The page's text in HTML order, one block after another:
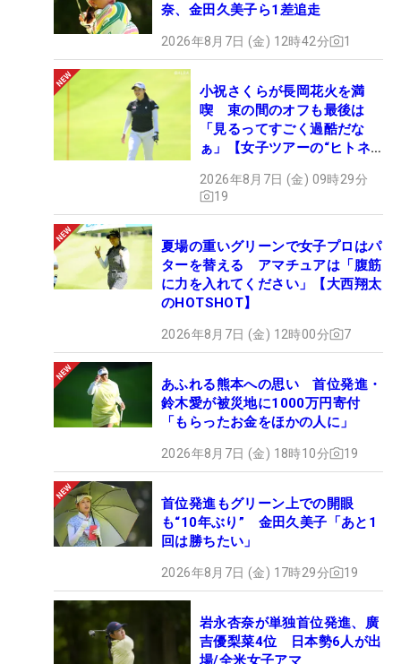
奈、金田久美子ら1差追走
2026年8月7日 (金) 12時42分 1
小祝さくらが長岡花火を満
喫 束の間のオフも最後は
「見るってすごく過酷だな
ぁ」【女子ツアーの“ヒトネ
2026年8月7日 (金) 09時29分
19
夏場の重いグリーンで女子プロはパ
ターを替える アマチュアは「腹筋
に力を入れてください」【大西翔太
のHOTSHOT】
2026年8月7日 (金) 12時00分 7
あふれる熊本への思い 首位発進・
鈴木愛が被災地に1000万円寄付
「もらったお金をほかの人に」
2026年8月7日 (金) 18時10分 19
首位発進もグリーン上での開眼
も“10年ぶり” 金田久美子「あと1
回は勝ちたい」
2026年8月7日 (金) 17時29分 19
岩永杏奈が単独首位発進、廣
吉優梨菜4位 日本勢6人が出
場/全米女子アマ